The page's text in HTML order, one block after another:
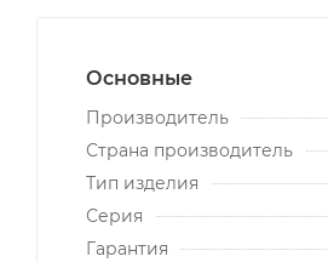
Основные
Производитель
Страна производитель
Тип изделия
Серия
Гарантия